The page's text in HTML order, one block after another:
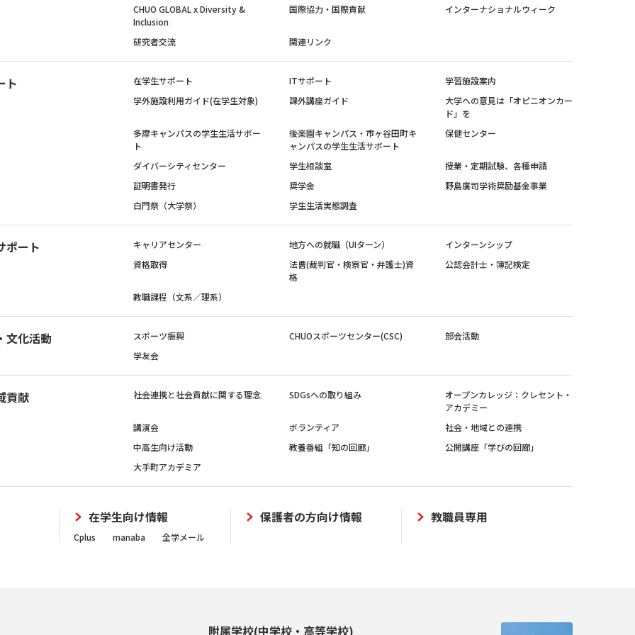
CHUO GLOBAL x Diversity &
Inclusion
国際協力・国際貢献 インターナショナルウィーク
研究者交流 関連リンク
ト 在学生サポート ITサポート
学習施設案内
学外施設利用ガイド(在学生対象)
課外講座ガイド
大学への意見は「オピニオンカー
ド」を
多摩キャンパスの学生生活サポー
ト
後楽園キャンパス・市ヶ谷田町キ
ャンパスの学生生活サポート
保健センター
ダイバーシティセンター 学生相談室
授業・定期試験、各種申請
証明書発行
奨学金
野島廣司学術奨励基金事業
白門祭（大学祭）
学生生活実態調査
ポート キャリアセンター 地方への就職（UIターン）
インターンシップ
資格取得
法曹(裁判官・検察官・弁護士)資
格
公認会計士・簿記検定
教職課程（文系／理系）
文化活動 スポーツ振興 CHUOスポーツセンター(CSC)
部会活動
学友会
貢献 社会連携と社会貢献に関する理念 SDGsへの取り組み
オープンカレッジ：クレセント・
アカデミー
講演会
ボランティア
社会・地域との連携
中高生向け活動
教養番組「知の回廊」
公開講座「学びの回廊」
大手町アカデミア
在学生向け情報
Cplus manaba 全学メール
保護者の方向け情報 教職員専用
附属学校(中学校・高等学校)